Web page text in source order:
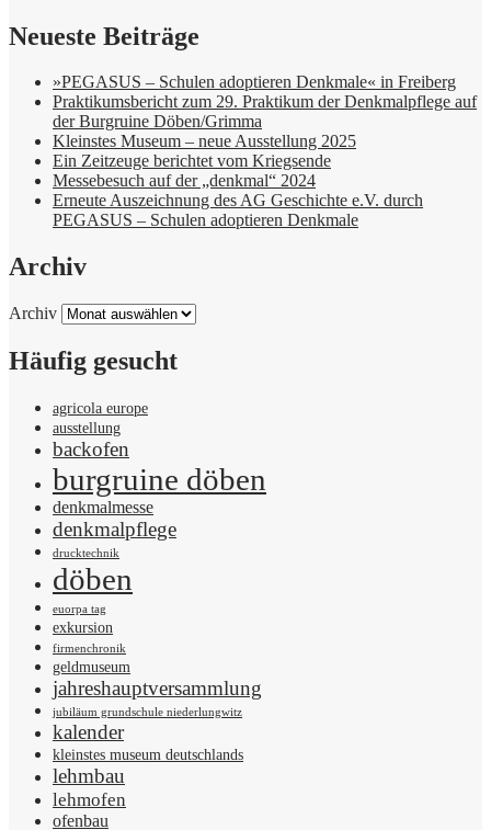
Neueste Beiträge
»PEGASUS – Schulen adoptieren Denkmale« in Freiberg
Praktikumsbericht zum 29. Praktikum der Denkmalpflege auf
der Burgruine Döben/Grimma
Kleinstes Museum – neue Ausstellung 2025
Ein Zeitzeuge berichtet vom Kriegsende
Messebesuch auf der „denkmal“ 2024
Erneute Auszeichnung des AG Geschichte e.V. durch
PEGASUS – Schulen adoptieren Denkmale
Archiv
Archiv
Häufig gesucht
agricola europe
ausstellung
backofen
burgruine döben
denkmalmesse
denkmalpflege
drucktechnik
döben
euorpa tag
exkursion
firmenchronik
geldmuseum
jahreshauptversammlung
jubiläum grundschule niederlungwitz
kalender
kleinstes museum deutschlands
lehmbau
lehmofen
ofenbau